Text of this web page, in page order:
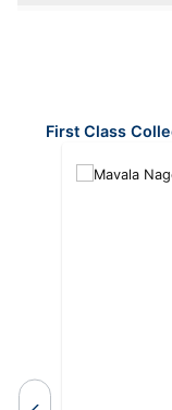
Produktgalerie
First Class